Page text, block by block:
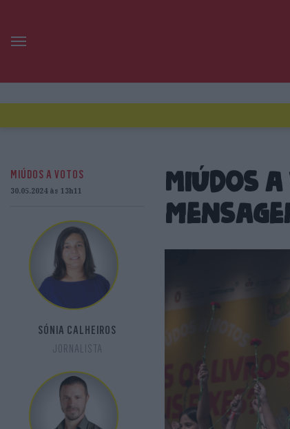
MIÚDOS A VOTOS
30.05.2024 às 13h11
SÓNIA CALHEIROS
JORNALISTA
Miúdos